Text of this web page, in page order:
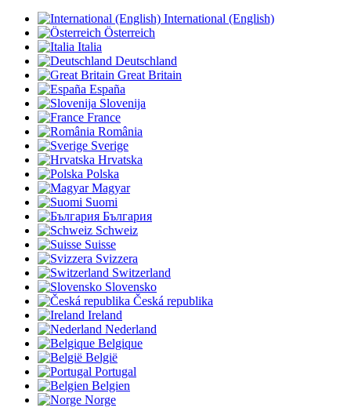
International (English)
Österreich
Italia
Deutschland
Great Britain
España
Slovenija
France
România
Sverige
Hrvatska
Polska
Magyar
Suomi
България
Schweiz
Suisse
Svizzera
Switzerland
Slovensko
Česká republika
Ireland
Nederland
Belgique
België
Portugal
Belgien
Norge